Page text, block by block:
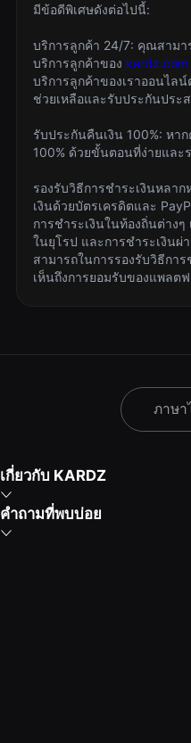
มีข้อดีพิเศษดังต่อไปนี้:
บริการลูกค้า 24/7: คุณสามา
บริการลูกค้าของ kardz.com
บริการลูกค้าของเราออนไล
ช่วยเหลือและรับประกันประ
รับประกันคืนเงิน 100%: หา
100% ด้วยขั้นตอนที่ง่ายและ
รองรับวิธีการชำระเงินหลา
เงินด้วยบัตรเครดิตและ
การชำระเงินในท้องถิ่นต่าง
ในยุโรป และการชำระเงิน
สามารถในการรองรับวิธีกา
เห็นถึงการยอมรับของแพลต
ภาษา
เกี่ยวกับ KARDZ
คำถามที่พบบ่อย